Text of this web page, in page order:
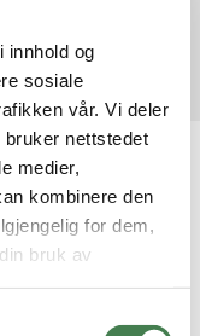
innhold og
sosiale
vår. Vi deler
nettstedet
medier,
kombinere den
for dem,
bruk av